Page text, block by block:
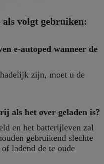
volgt gebruiken:
e-autoped wanneer de
zijn, moet u de
als het over geladen is?
en het batterijleven zal
gebruikend slechte
ladend de te oude